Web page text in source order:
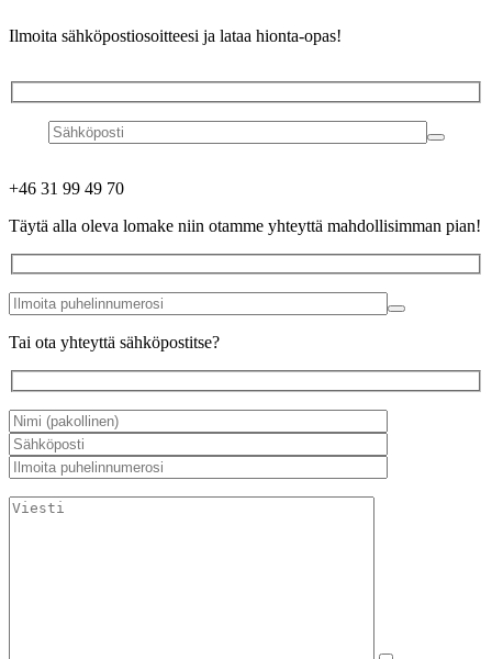
Ilmoita sähköpostiosoitteesi ja lataa hionta-opas!
+46 31 99 49 70
Täytä alla oleva lomake niin otamme yhteyttä mahdollisimman pian!
Tai ota yhteyttä sähköpostitse?